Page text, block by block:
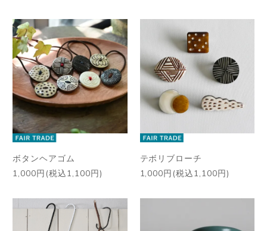
ボタンヘアゴム
1,000円(税込1,100円)
テボリブローチ
1,000円(税込1,100円)